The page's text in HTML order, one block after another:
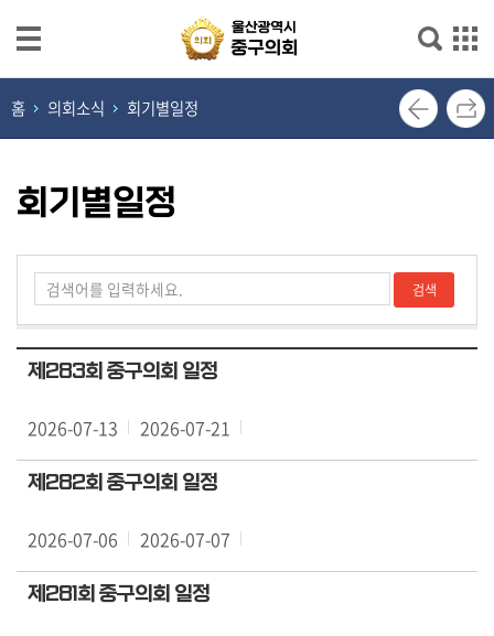
본문으로 바로가기
메인메뉴 바로가기
열
린
장
실
의
회
소
개
원
장
의
소
식
홈 의회소식 회기별일정
회기별일정
제283회 중구의회 일정
2026-07-13 2026-07-21
제282회 중구의회 일정
2026-07-06 2026-07-07
제281회 중구의회 일정